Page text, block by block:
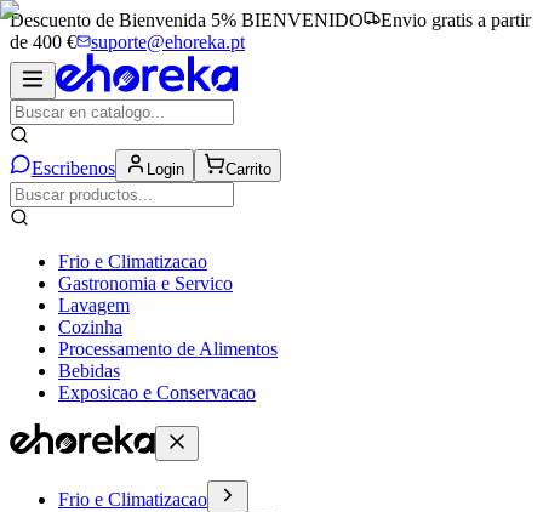
Descuento de Bienvenida 5% BIENVENIDO
Envio gratis a partir
de 400 €
suporte@ehoreka.pt
Escribenos Login Carrito
Frio e Climatizacao
Gastronomia e Servico
Lavagem
Cozinha
Processamento de Alimentos
Bebidas
Exposicao e Conservacao
Frio e Climatizacao